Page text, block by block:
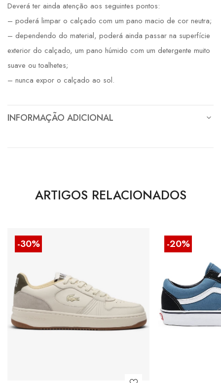
Deverá ter ainda atenção aos seguintes pontos:
– poderá limpar o calçado com um pano macio de cor neutra;
– dependendo do material, poderá ainda passar na superfície
exterior do calçado, um pano húmido com um detergente muito
suave ou toalhetes;
– nunca expor o calçado ao sol.
INFORMAÇÃO ADICIONAL
ARTIGOS RELACIONADOS
-30% -20%